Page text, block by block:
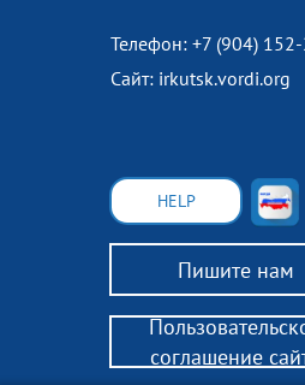
Телефон: +7 (904)
Сайт: irkutsk.vordi.org
Пишите нам
HELP
соглашение